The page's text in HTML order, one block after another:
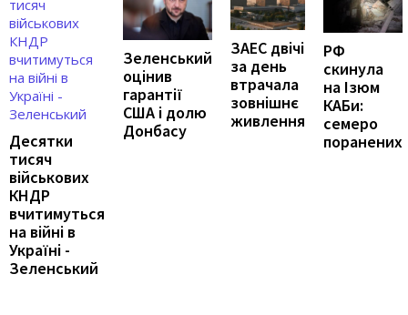
Десятки
тисяч
військових
КНДР
вчитимуться
на війні в
Україні -
Зеленський
Зеленський
оцінив
гарантії
США і долю
Донбасу
ЗАЕС двічі
за день
втрачала
зовнішнє
живлення
РФ
скинула
на Ізюм
КАБи:
семеро
поранених